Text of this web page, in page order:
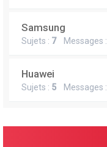
Samsung
Sujets : 7Messages :
Huawei
Sujets : 5 Messages :